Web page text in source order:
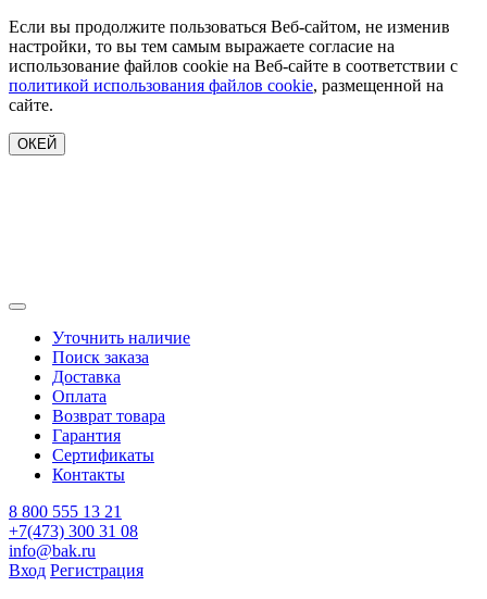
Если вы продолжите пользоваться Веб-сайтом, не изменив
настройки, то вы тем самым выражаете согласие на
использование файлов cookie на Веб-сайте в соответствии с
политикой использования файлов cookie, размещенной на
сайте.
ОКЕЙ
Уточнить наличие
Поиск заказа
Доставка
Оплата
Возврат товара
Гарантия
Сертификаты
Контакты
8 800 555 13 21
+7(473) 300 31 08
info@bak.ru
Вход Регистрация